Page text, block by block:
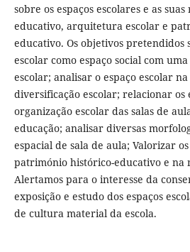
sobre os espaços escolares e as
educativo, arquitetura escolar e
educativo. Os objetivos pretendidos
escolar como espaço social com
escolar; analisar o espaço escolar
diversificação escolar; relacionar os
organização escolar das salas de
educação; analisar diversas
espacial de sala de aula; Valorizar
património histórico-educativo e na
Alertamos para o interesse da
exposição e estudo dos espaços
de cultura material da escola.